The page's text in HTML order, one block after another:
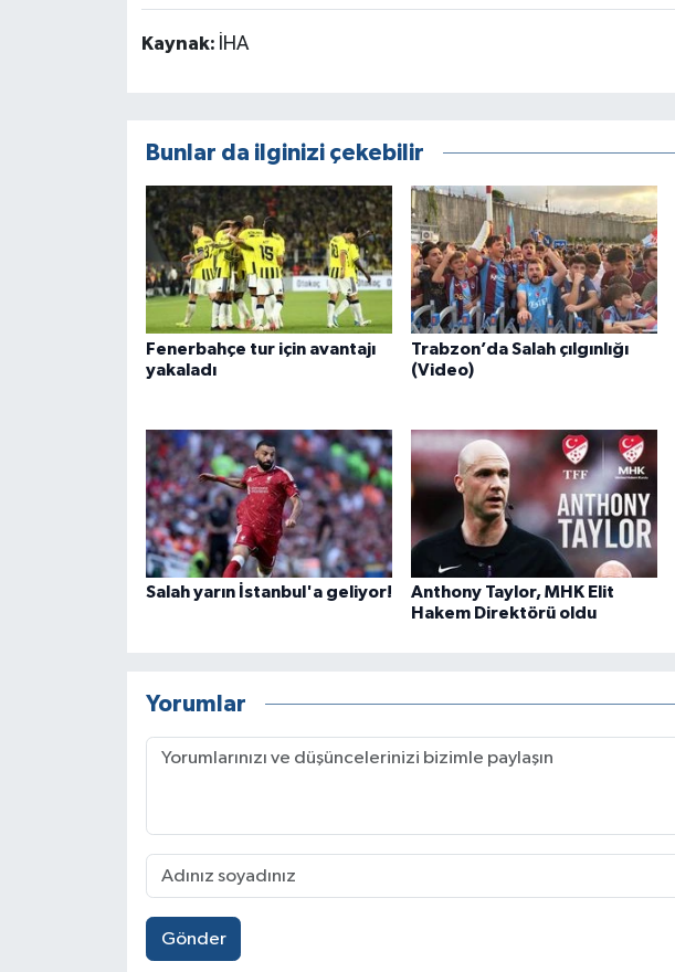
Kaynak: İHA
Bunlar da ilginizi çekebilir
Fenerbahçe tur için avantajı
yakaladı
Trabzon’da Salah çılgınlığı
(Video)
Salah yarın İstanbul'a geliyor!
Anthony Taylor, MHK Elit
Hakem Direktörü oldu
Yorumlar
Gönder